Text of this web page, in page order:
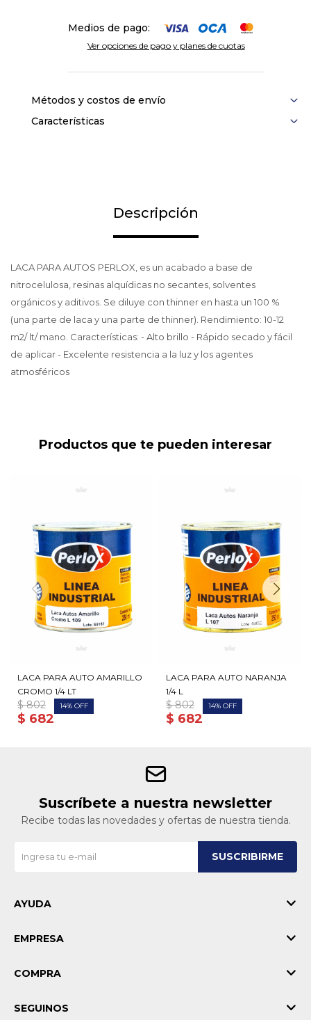
Medios de pago:
Ver opciones de pago y planes de cuotas
Métodos y costos de envío
Características
Descripción
LACA PARA AUTOS PERLOX, es un acabado a base de
nitrocelulosa, resinas alquídicas no secantes, solventes
orgánicos y aditivos. Se diluye con thinner en hasta un 100 %
(una parte de laca y una parte de thinner). Rendimiento: 10-12
m2/ lt/ mano. Características: - Alto brillo - Rápido secado y fácil
de aplicar - Excelente resistencia a la luz y los agentes
atmosféricos
Productos que te pueden interesar
LACA PARA AUTO AMARILLO
CROMO 1/4 LT
$ 682
$ 802 14
LACA PARA AUTO NARANJA
1/4 L
$ 682
$ 802 14
Suscríbete a nuestra newsletter
Recibe todas las novedades y ofertas de nuestra tienda.
SUSCRIBIRME
AYUDA
EMPRESA
COMPRA
SEGUINOS